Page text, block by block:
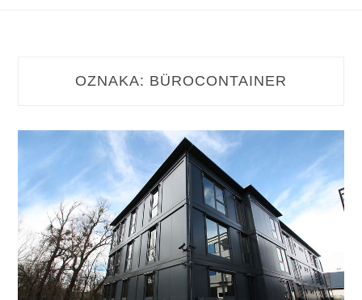
OZNAKA: BÜROCONTAINER